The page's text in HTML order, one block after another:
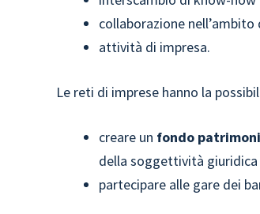
collaborazione
attività di impresa.
Le reti di imprese hanno la
creare un fondo
della soggettività
partecipare alle gare dei